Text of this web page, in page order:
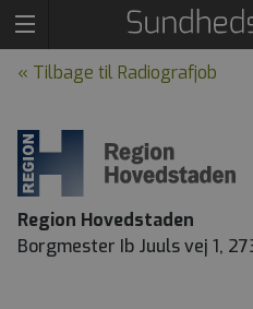
« Tilbage til Radiografjob
Region Hovedstaden
Borgmester Ib Juuls vej 1,